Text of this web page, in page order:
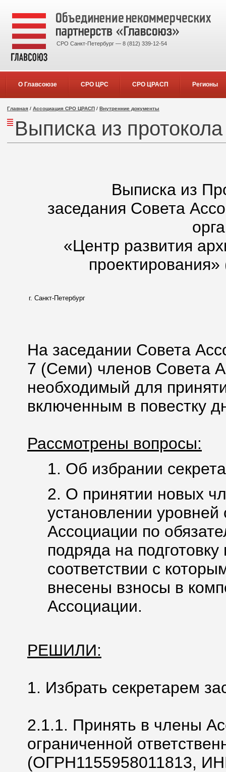
СРО Санкт-Петербург — 8 (812) 339-12-54
О Главсоюзе СРО ЦРС СРО ЦРАСП Регионы
Главная / Ассоциация СРО ЦРАСП / Внутренние документы
Выписка из протокола
Выписка из
заседания Совета
«Центр развития
г. Санкт-Петербург
На заседании Совета
7 (Семи) членов Совета
необходимый для
включенным в повестку
Рассмотрены вопросы:
1. Об избрании
2. О принятии новых
установлении уровней
Ассоциации по
подряда на
соответствии с
внесены взносы в
Ассоциации.
РЕШИЛИ:
1. Избрать секретарем
2.1.1. Принять в члены
ограниченной
(ОГРН1155958011813,